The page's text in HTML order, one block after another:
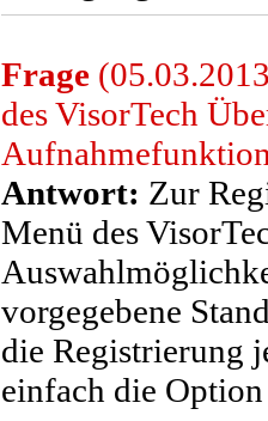
Frage
des VisorTech
Antwort: Zur
Menü des
vorgegebene
die Registrierung
einfach die